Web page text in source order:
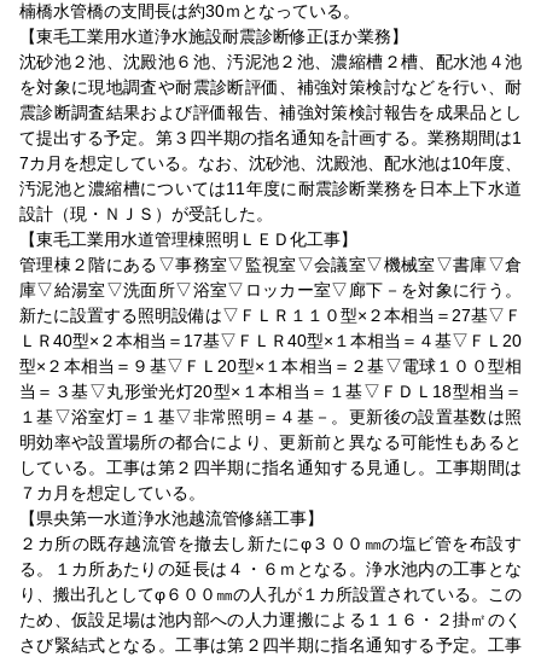
楠橋水管橋の支間長は約30ｍとなっている。
【東毛工業用水道浄水施設耐震診断修正ほか業務】
沈砂池２池、沈殿池６池、汚泥池２池、濃縮槽２槽、配水池４池
を対象に現地調査や耐震診断評価、補強対策検討などを行い、耐
震診断調査結果および評価報告、補強対策検討報告を成果品とし
て提出する予定。第３四半期の指名通知を計画する。業務期間は1
7カ月を想定している。なお、沈砂池、沈殿池、配水池は10年度、
汚泥池と濃縮槽については11年度に耐震診断業務を日本上下水道
設計（現・ＮＪＳ）が受託した。
【東毛工業用水道管理棟照明ＬＥＤ化工事】
管理棟２階にある▽事務室▽監視室▽会議室▽機械室▽書庫▽倉
庫▽給湯室▽洗面所▽浴室▽ロッカー室▽廊下－を対象に行う。
新たに設置する照明設備は▽ＦＬＲ１１０型×２本相当＝27基▽Ｆ
ＬＲ40型×２本相当＝17基▽ＦＬＲ40型×１本相当＝４基▽ＦＬ20
型×２本相当＝９基▽ＦＬ20型×１本相当＝２基▽電球１００型相
当＝３基▽丸形蛍光灯20型×１本相当＝１基▽ＦＤＬ18型相当＝
１基▽浴室灯＝１基▽非常照明＝４基－。更新後の設置基数は照
明効率や設置場所の都合により、更新前と異なる可能性もあると
している。工事は第２四半期に指名通知する見通し。工事期間は
７カ月を想定している。
【県央第一水道浄水池越流管修繕工事】
２カ所の既存越流管を撤去し新たにφ３００㎜の塩ビ管を布設す
る。１カ所あたりの延長は４・６ｍとなる。浄水池内の工事とな
り、搬出孔としてφ６００㎜の人孔が１カ所設置されている。この
ため、仮設足場は池内部への人力運搬による１１６・２掛㎡のく
さび緊結式となる。工事は第２四半期に指名通知する予定。工事